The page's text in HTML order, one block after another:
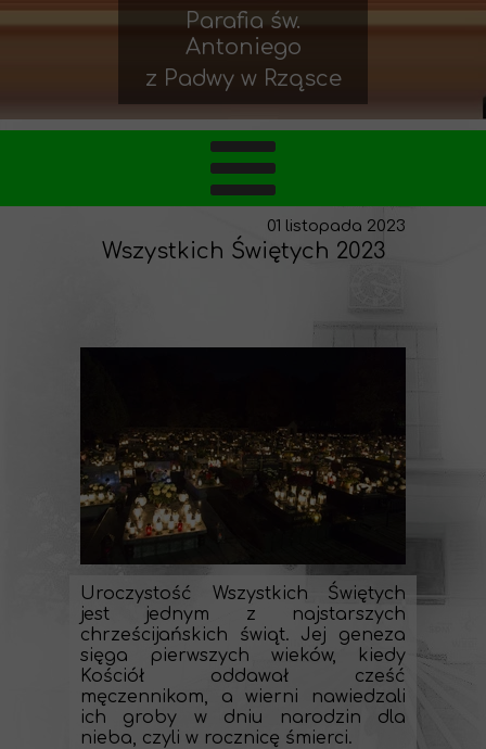
01 listopada 2023
Wszystkich Świętych 2023
Parafia św.
Antoniego
z Padwy w Rząsce
Uroczystość Wszystkich Świętych
jest jednym z najstarszych
chrześcijańskich świąt. Jej geneza
sięga pierwszych wieków, kiedy
Kościół oddawał cześć
męczennikom, a wierni nawiedzali
ich groby w dniu narodzin dla
nieba, czyli w rocznicę śmierci.